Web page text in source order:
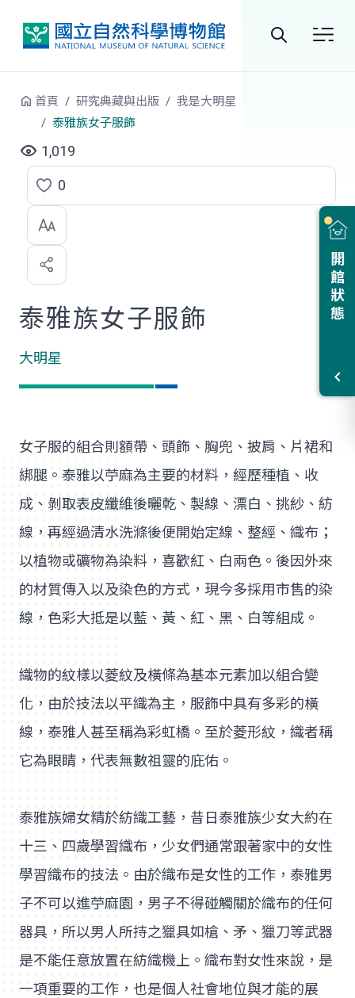
開館狀態
首頁 研究典藏與出版
我是大明星
泰雅族女子服飾
1,019
點
選
喜
歡
0
泰雅族女子服飾
大明星
女子服的組合則額帶、頭飾、胸兜、披肩、片裙和
綁腿。泰雅以苧麻為主要的材料，經歷種植、收
成、剝取表皮纖維後曬乾、製線、漂白、挑紗、紡
線，再經過清水洗滌後便開始定線、整經、織布；
以植物或礦物為染料，喜歡紅、白兩色。後因外來
的材質傳入以及染色的方式，現今多採用市售的染
線，色彩大抵是以藍、黃、紅、黑、白等組成。
織物的紋樣以菱紋及橫條為基本元素加以組合變
化，由於技法以平織為主，服飾中具有多彩的橫
線，泰雅人甚至稱為彩虹橋。至於菱形紋，織者稱
它為眼睛，代表無數祖靈的庇佑。
泰雅族婦女精於紡織工藝，昔日泰雅族少女大約在
十三、四歲學習織布，少女們通常跟著家中的女性
學習織布的技法。由於織布是女性的工作，泰雅男
子不可以進苧麻園，男子不得碰觸關於織布的任何
器具，所以男人所持之獵具如槍、矛、獵刀等武器
是不能任意放置在紡織機上。織布對女性來說，是
一項重要的工作，也是個人社會地位與才能的展